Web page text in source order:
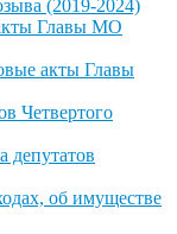
(2019-2024)
Главы МО
акты Главы
Четвертого
депутатов
об имуществе